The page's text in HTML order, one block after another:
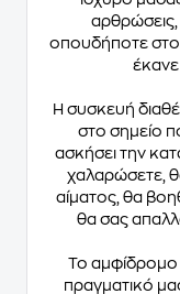
αρθρώσεις,
οπουδήποτε
έκανε
Η συσκευή
στο σημείο
ασκήσει την
χαλαρώσετε,
αίματος, θα
θα σας
Το αμφίδρομο
πραγματικό